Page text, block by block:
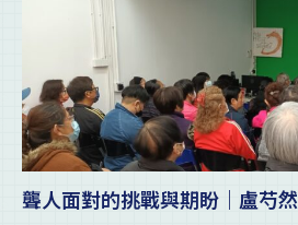
聾人面對的挑戰與期盼｜盧芍然